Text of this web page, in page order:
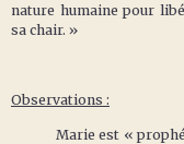
nature humaine pour
sa chair. »
Observations :
Marie est «